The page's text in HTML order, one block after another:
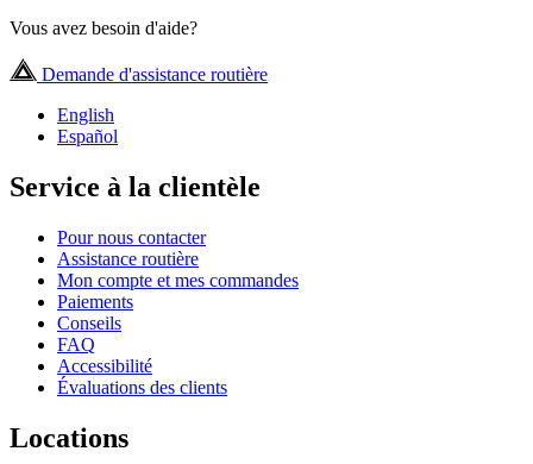
Vous avez besoin d'aide?
Demande d'assistance routière
English
Español
Service à la clientèle
Pour nous contacter
Assistance routière
Mon compte et mes commandes
Paiements
Conseils
FAQ
Accessibilité
Évaluations des clients
Locations